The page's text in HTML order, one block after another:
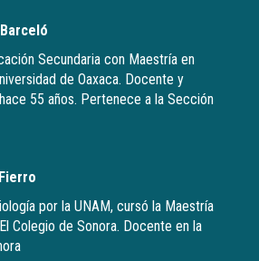
Secundaria con Maestría en
de Oaxaca. Docente y
55 años. Pertenece a la Sección
por la UNAM, cursó la Maestría
Colegio de Sonora. Docente en la